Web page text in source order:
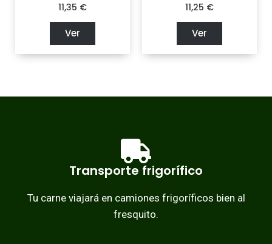
11,35 €
Ver
11,25 €
Ver
Transporte frigorífico
Tu carne viajará en camiones frigoríficos bien al
fresquito.